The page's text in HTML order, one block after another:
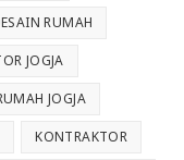
RUMAH
JOGJA
JOGJA
KONTRAKTOR